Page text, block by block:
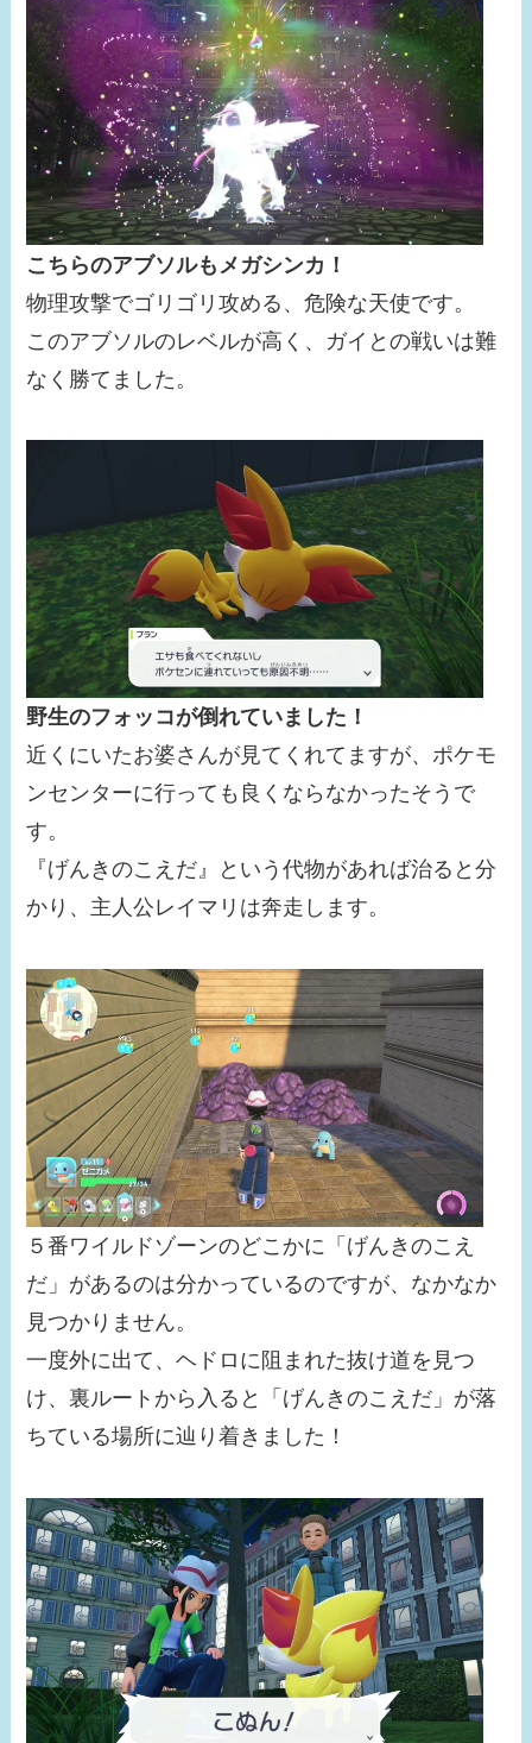
こちらのアブソルもメガシンカ！
物理攻撃でゴリゴリ攻める、危険な天使です。
このアブソルのレベルが高く、ガイとの戦いは難
なく勝てました。
野生のフォッコが倒れていました！
近くにいたお婆さんが見てくれてますが、ポケモ
ンセンターに行っても良くならなかったそうで
す。
『げんきのこえだ』という代物があれば治ると分
かり、主人公レイマリは奔走します。
５番ワイルドゾーンのどこかに「げんきのこえ
だ」があるのは分かっているのですが、なかなか
見つかりません。
一度外に出て、ヘドロに阻まれた抜け道を見つ
け、裏ルートから入ると「げんきのこえだ」が落
ちている場所に辿り着きました！